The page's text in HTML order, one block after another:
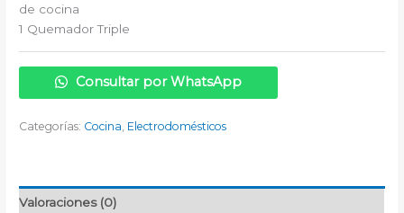
de cocina
1 Quemador Triple
Consultar por WhatsApp
Categorías: Cocina, Electrodomésticos
Valoraciones (0)